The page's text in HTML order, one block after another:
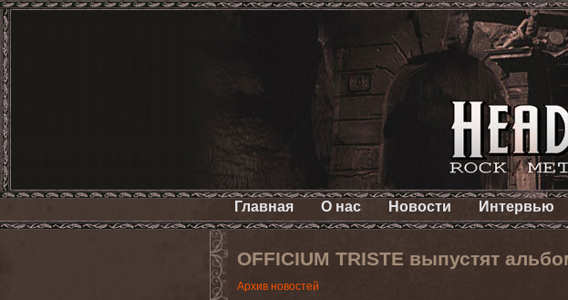
Главная О нас Новости Интервью
OFFICIUM TRISTE выпустят
Архив новостей